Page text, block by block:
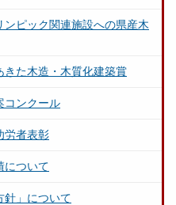
ピック関連施設への県産木
た木造・木質化建築賞
ンクール
労者表彰
について
針」について